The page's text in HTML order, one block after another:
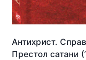
Антихрист.
Престол сатани